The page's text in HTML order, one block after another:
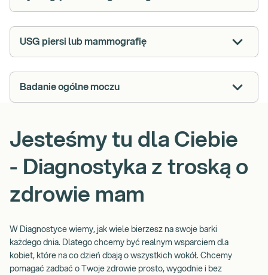
USG piersi lub mammografię
Badanie ogólne moczu
Jesteśmy tu dla Ciebie
- Diagnostyka z troską o
zdrowie mam
W Diagnostyce wiemy, jak wiele bierzesz na swoje barki
każdego dnia. Dlatego chcemy być realnym wsparciem dla
kobiet, które na co dzień dbają o wszystkich wokół. Chcemy
pomagać zadbać o Twoje zdrowie prosto, wygodnie i bez